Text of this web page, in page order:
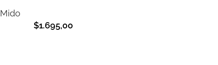
Mido
$1.695,00